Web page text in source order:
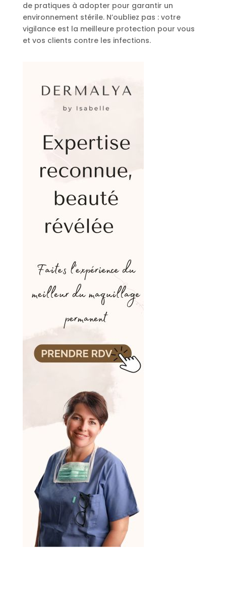
de pratiques à adopter pour garantir un
environnement stérile. N’oubliez pas : votre
vigilance est la meilleure protection pour vous
et vos clients contre les infections.